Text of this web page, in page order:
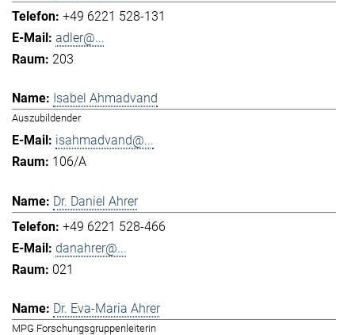
+49 6221 528-131
adler@...
203
Isabel Ahmadvand
Auszubildender
isahmadvand@...
106/A
Dr. Daniel Ahrer
+49 6221 528-466
danahrer@...
021
Dr. Eva-Maria Ahrer
MPG Forschungsgruppenleiterin